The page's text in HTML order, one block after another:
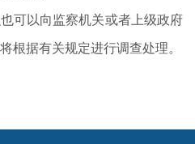
可以向监察机关或者上级政府
根据有关规定进行调查处理。